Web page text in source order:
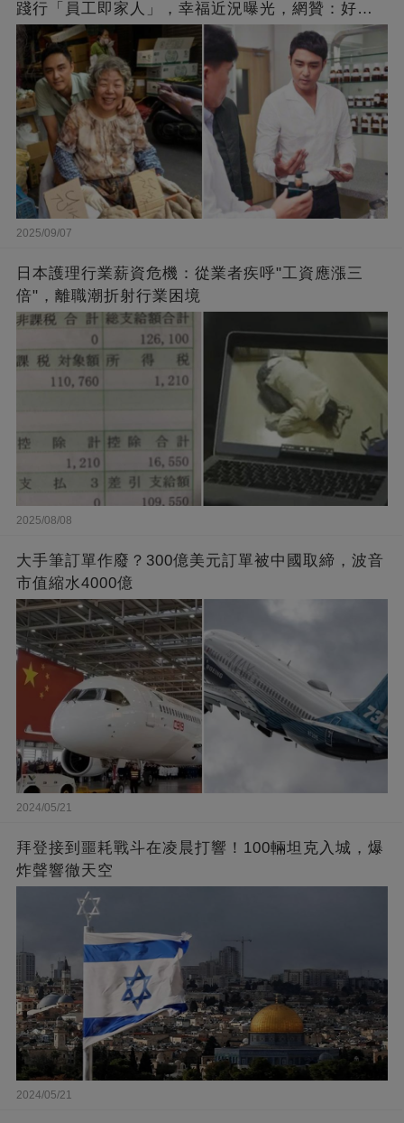
踐行「員工即家人」，幸福近況曝光，網贊：好老
闆的福報
2025/09/07
日本護理行業薪資危機：從業者疾呼"工資應漲三
倍"，離職潮折射行業困境
2025/08/08
大手筆訂單作廢？300億美元訂單被中國取締，波音
市值縮水4000億
2024/05/21
拜登接到噩耗戰斗在凌晨打響！100輛坦克入城，爆
炸聲響徹天空
2024/05/21